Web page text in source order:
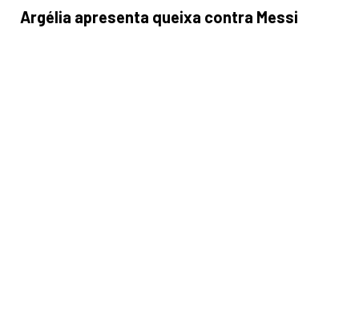
Argélia apresenta queixa contra Messi